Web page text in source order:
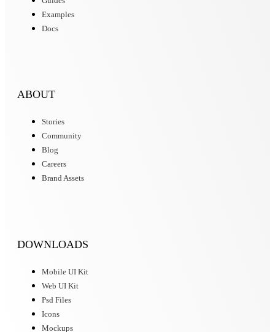
Examples
Docs
ABOUT
Stories
Community
Blog
Careers
Brand Assets
DOWNLOADS
Mobile UI Kit
Web UI Kit
Psd Files
Icons
Mockups